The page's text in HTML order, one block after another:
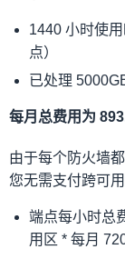
1440 小时使
点）
已处理
每月总费用为
由于每个防火墙
您无需支付跨可
端点每小时总
用区 * 每月